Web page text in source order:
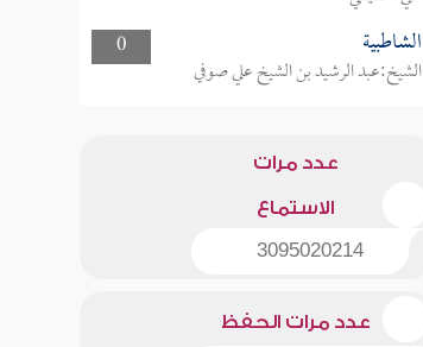
0
الشاطبية
الشيخ:عبد الرشيد بن الشيخ علي صوفي
عدد مرات
الاستماع
3095020214
عدد مرات الحفظ